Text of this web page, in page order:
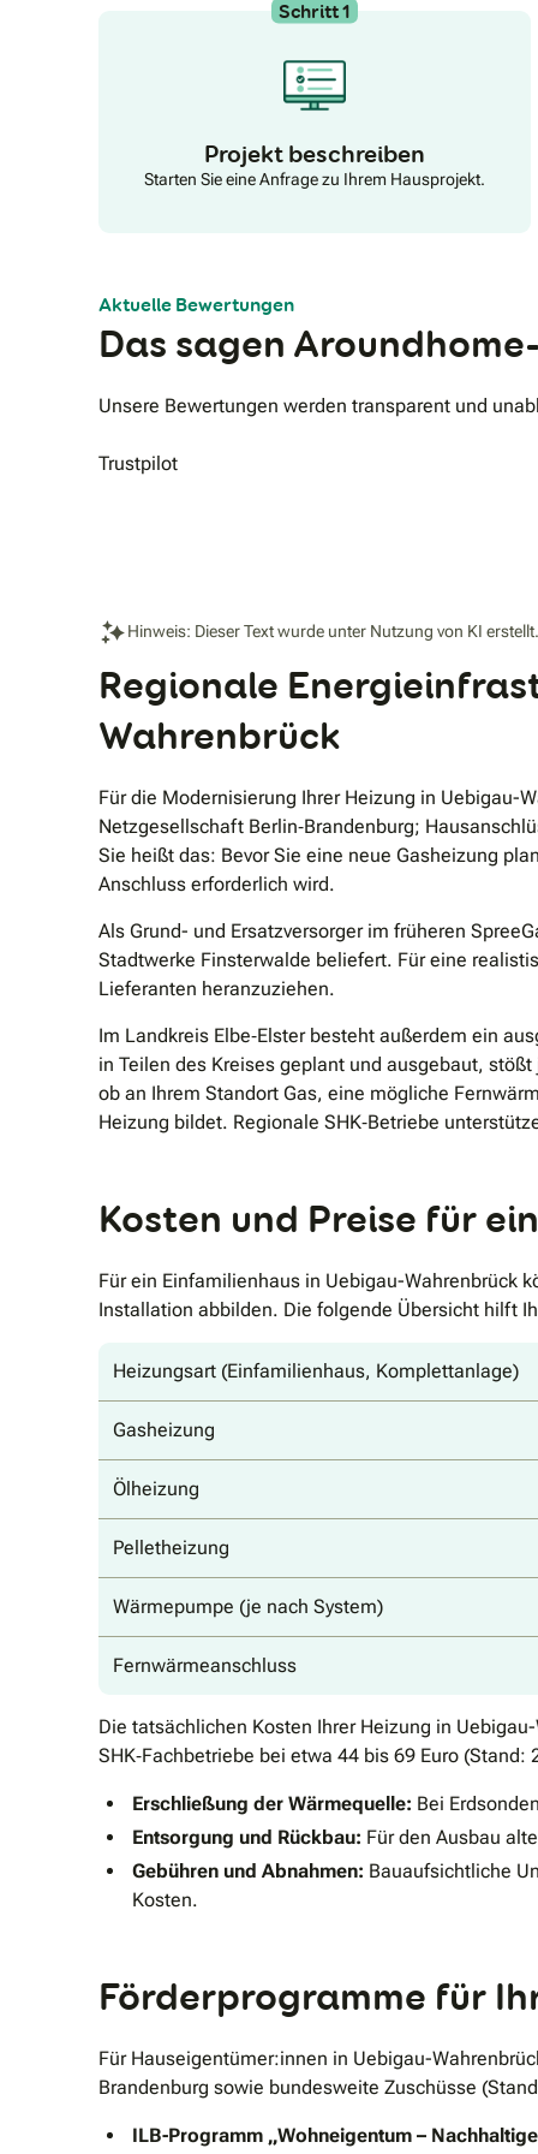
hochwertiger Wärmepumpe nutzen Sie die saubere
Sonnenenergie für eine ökonomische und
Schritt 1
Projekt beschreiben
Starten Sie eine Anfrage zu Ihrem Hausprojekt.
Aktuelle Bewertungen
Das sagen
Unsere Bewertungen werden transparent und
Trustpilot
Hinweis: Dieser Text wurde unter Nutzung von KI erstellt.
Regionale
Wahrenbrück
Für die Modernisierung Ihrer Heizung in Uebigau-
Netzgesellschaft Berlin‐Brandenburg;
Sie heißt das: Bevor Sie eine neue Gasheizung
Anschluss erforderlich wird.
Als Grund- und Ersatzversorger im früheren
Stadtwerke Finsterwalde beliefert. Für eine
Lieferanten heranzuziehen.
Im Landkreis Elbe‐Elster besteht außerdem ein
in Teilen des Kreises geplant und ausgebaut,
ob an Ihrem Standort Gas, eine mögliche
Heizung bildet. Regionale SHK‐Betriebe
Kosten und Preise für
Für ein Einfamilienhaus in Uebigau-Wahrenbrück
Installation abbilden. Die folgende Übersicht hilft
Heizungsart (Einfamilienhaus, Komplettanlage)
Gasheizung
Ölheizung
Pelletheizung
Wärmepumpe (je nach System)
Fernwärmeanschluss
Die tatsächlichen Kosten Ihrer Heizung in
SHK‐Fachbetriebe bei etwa 44 bis 69 Euro
Erschließung der Wärmequelle: Bei
Entsorgung und Rückbau: Für den Ausbau
Gebühren und Abnahmen: Bauaufsichtliche
Kosten.
Förderprogramme für
Für Hauseigentümer:innen in Uebigau-
Brandenburg sowie bundesweite Zuschüsse
ILB-Programm „Wohneigentum –